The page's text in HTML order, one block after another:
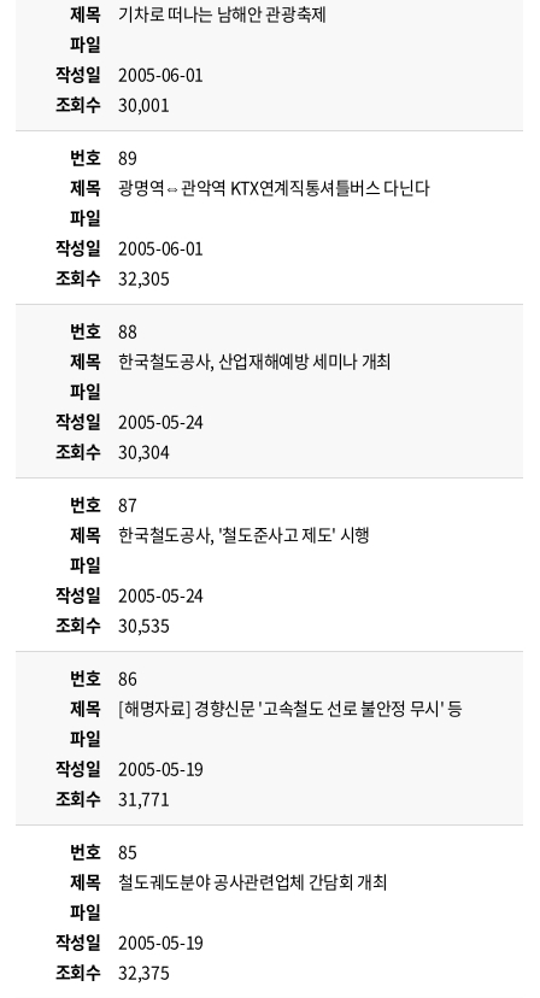
제목
기차로 떠나는 남해안 관광축제
파일
작성일
2005-06-01
조회수
30,001
번호
89
제목
광명역⇔관악역 KTX연계직통셔틀버스 다닌다
파일
작성일
2005-06-01
조회수
32,305
번호
88
제목
한국철도공사, 산업재해예방 세미나 개최
파일
작성일
2005-05-24
조회수
30,304
번호
87
제목
한국철도공사, '철도준사고 제도' 시행
파일
작성일
2005-05-24
조회수
30,535
번호
86
제목
[해명자료] 경향신문 '고속철도 선로 불안정 무시' 등
파일
작성일
2005-05-19
조회수
31,771
번호
85
제목
철도궤도분야 공사관련업체 간담회 개최
파일
작성일
2005-05-19
조회수
32,375